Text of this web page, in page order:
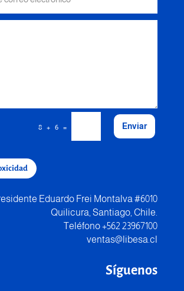
8 + 6 = Enviar
Eduardo Frei Montalva #6010
Quilicura, Santiago, Chile.
Teléfono +562 23967100
ventas@libesa.cl
Síguenos